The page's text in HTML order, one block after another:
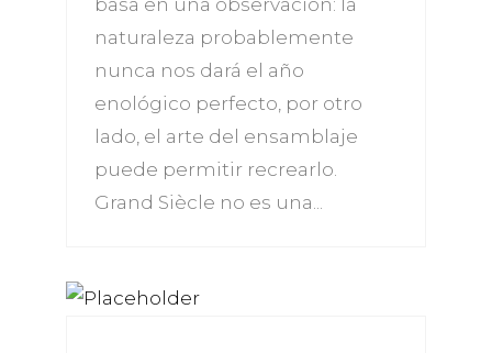
basa en una observación: la
naturaleza probablemente
nunca nos dará el año
enológico perfecto, por otro
lado, el arte del ensamblaje
puede permitir recrearlo.
Grand Siècle no es una...